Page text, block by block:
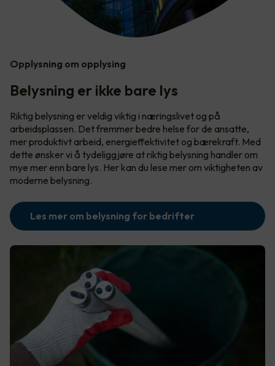
Opplysning om opplysing
Belysning er ikke bare lys
Riktig belysning er veldig viktig i næringslivet og på
arbeidsplassen. Det fremmer bedre helse for de ansatte,
mer produktivt arbeid, energieffektivitet og bærekraft. Med
dette ønsker vi å tydeliggjøre at riktig belysning handler om
mye mer enn bare lys. Her kan du lese mer om viktigheten av
moderne belysning.
Les mer om belysning for bedrifter